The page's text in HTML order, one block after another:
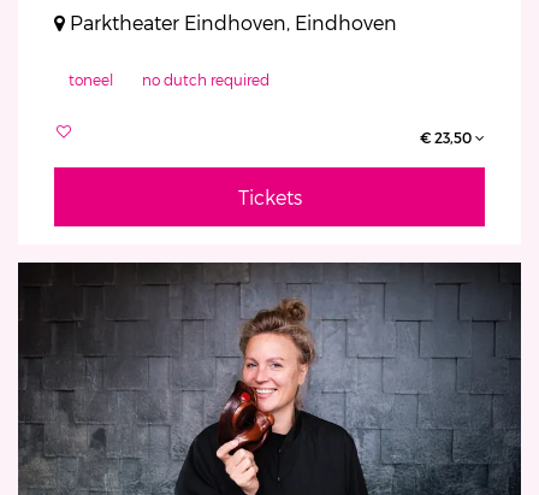
Parktheater Eindhoven, Eindhoven
toneel no dutch required
€ 23,50
Tickets